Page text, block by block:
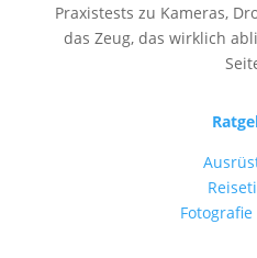
Praxistests zu Kameras,
das Zeug, das wirklich
Fotografie